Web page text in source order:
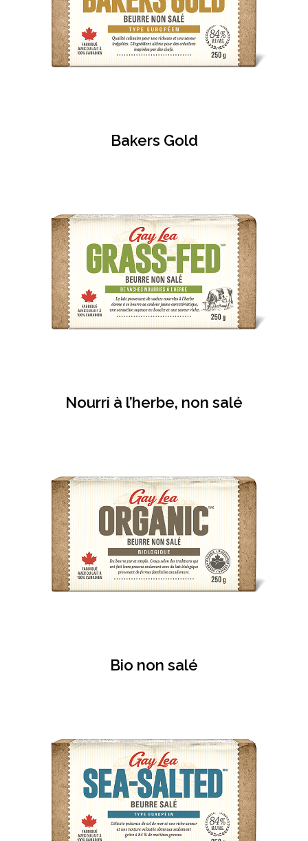
Bakers Gold
Nourri à l’herbe, non salé
Bio non salé